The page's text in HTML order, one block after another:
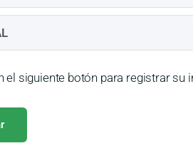
el siguiente botón para registrar su